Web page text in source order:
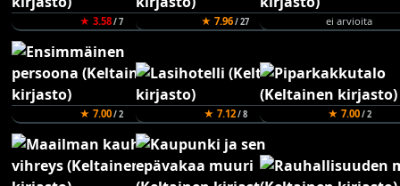
★ 3.58/ 7 ★ 7.96/ 27 ei arvioita
★ 7.00/ 2 ★ 7.12/ 8 ★ 7.00/ 2